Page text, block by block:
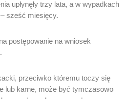
upłynęły trzy lata, a w wypadkach
sześć miesięcy.
postępowanie na wniosek
przeciwko któremu toczy się
lub karne, może być tymczasowo